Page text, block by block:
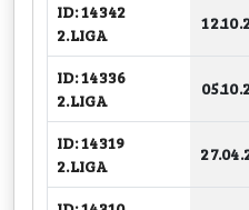
ID: 14342
2.LIGA
ID: 14336
2.LIGA
ID: 14319
2.LIGA